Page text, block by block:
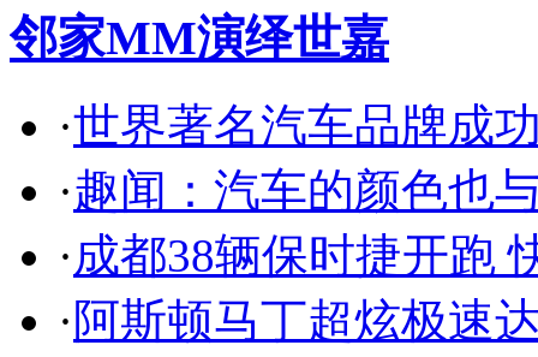
邻家MM演绎世嘉
·世界著名汽车品牌成
·趣闻：汽车的颜色也
·成都38辆保时捷开跑
·阿斯顿马丁超炫极速